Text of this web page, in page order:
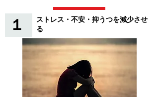
１
ストレス・不安・抑うつを減少させ
る